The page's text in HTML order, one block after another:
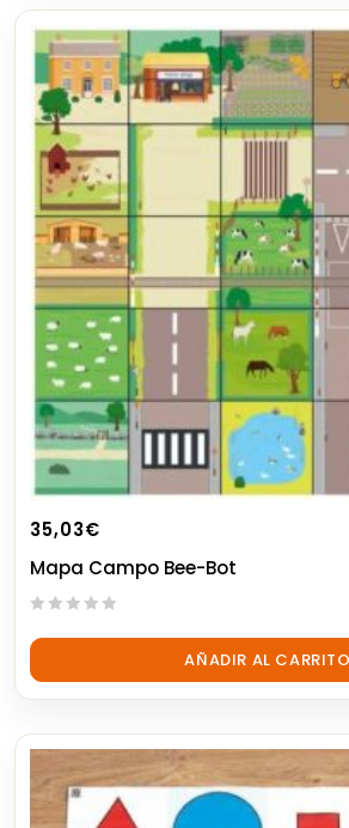
35,03€
Mapa Campo Bee-Bot
out
AÑADIR AL CARRITO